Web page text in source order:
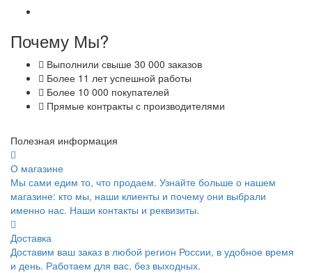
Почему Мы?
Выполнили свыше 30 000 заказов
Более 11 лет успешной работы
Более 10 000 покупателей
Прямые контракты с производителями
Полезная информация
О магазине
Мы сами едим то, что продаем. Узнайте больше о нашем
магазине: кто мы, наши клиенты и почему они выбрали
именно нас. Наши контакты и реквизиты.
Доставка
Доставим ваш заказ в любой регион России, в удобное время
и день. Работаем для вас, без выходных.